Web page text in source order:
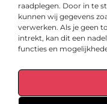
raadplegen. Door in te
kunnen wij gegevens
verwerken. Als je geen
intrekt, kan dit een
functies en
Ontdek blogs en